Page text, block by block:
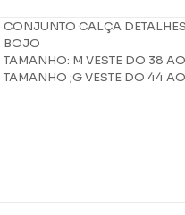
CONJUNTO CALÇA
BOJO
TAMANHO: M VESTE DO 38
TAMANHO ;G VESTE DO 44